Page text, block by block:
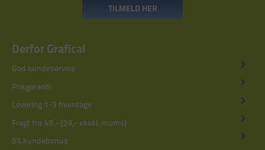
TILMELD HER
Derfor Grafical
God kundeservice
Prisgaranti
Levering 1-3 hverdage
Fragt fra 49,- (39,- ekskl. moms)
5% kundebonus